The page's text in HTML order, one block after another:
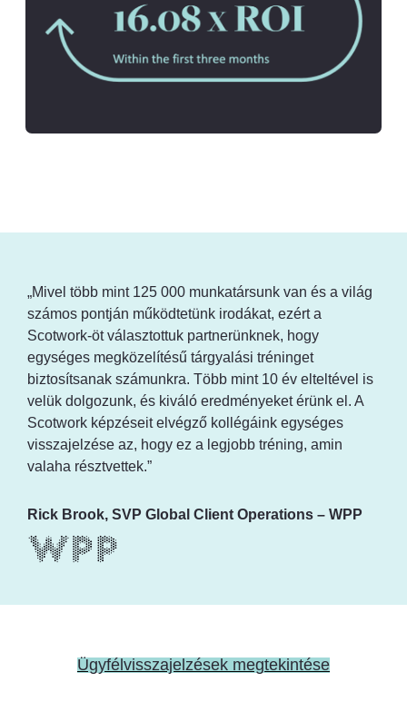
„Mivel több mint 125 000 munkatársunk van és a világ
számos pontján működtetünk irodákat, ezért a
Scotwork-öt választottuk partnerünknek, hogy
egységes megközelítésű tárgyalási tréninget
biztosítsanak számunkra. Több mint 10 év elteltével is
velük dolgozunk, és kiváló eredményeket érünk el. A
Scotwork képzéseit elvégző kollégáink egységes
visszajelzése az, hogy ez a legjobb tréning, amin
valaha résztvettek.”
Rick Brook, SVP Global Client Operations – WPP
Ügyfélvisszajelzések megtekintése